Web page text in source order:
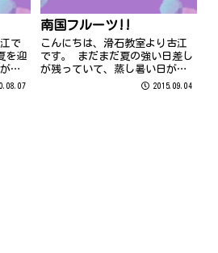
で
を迎
お
ナウ
南国フルーツ!!
こんにちは、滑石教室より古江
です。 まだまだ夏の強い日差し
が残っていて、蒸し暑い日が続
いていますね さて、教室では8
2015.09.04